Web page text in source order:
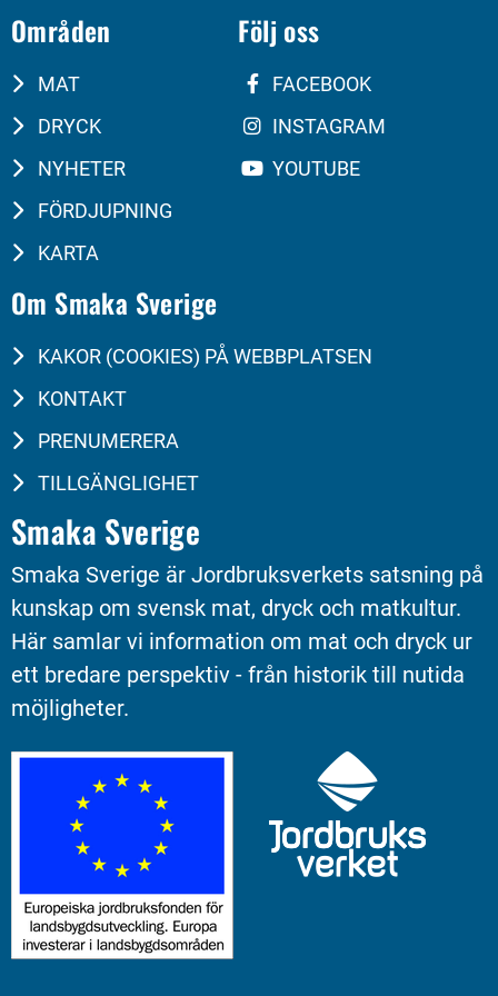
Områden
MAT
DRYCK
NYHETER
FÖRDJUPNING
KARTA
Följ oss
FACEBOOK
INSTAGRAM
YOUTUBE
Om Smaka Sverige
KAKOR (COOKIES) PÅ WEBBPLATSEN
KONTAKT
PRENUMERERA
TILLGÄNGLIGHET
Smaka Sverige
Smaka Sverige är Jordbruksverkets satsning på
kunskap om svensk mat, dryck och matkultur.
Här samlar vi information om mat och dryck ur
ett bredare perspektiv - från historik till nutida
möjligheter.